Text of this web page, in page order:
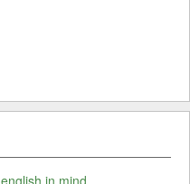
english in mind